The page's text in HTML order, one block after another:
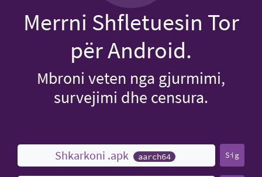
Merrni Shfletuesin Tor
për Android.
Mbroni veten nga gjurmimi,
survejimi dhe censura.
Shkarkoni .apk aarch64 Sig